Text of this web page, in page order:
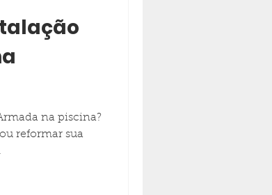
na piscina?
reformar sua